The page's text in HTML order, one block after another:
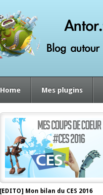
Home Mes plugins
[EDITO] Mon bilan du CES 2016